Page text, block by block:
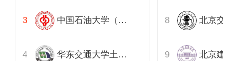
中国石油大学（北京）
华东交通大学土木建筑学院 北京建